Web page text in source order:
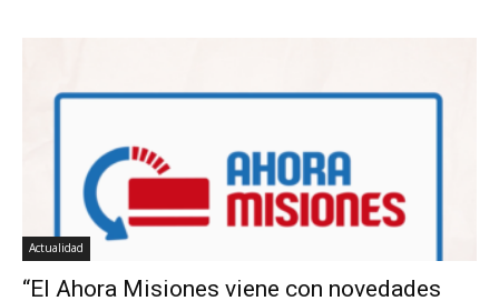
Actualidad
“El Ahora Misiones viene con novedades